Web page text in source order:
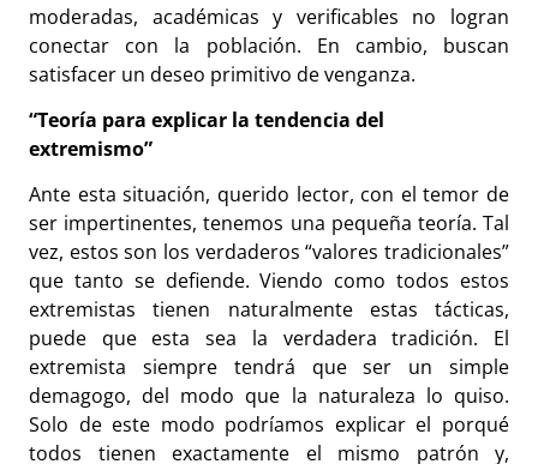
moderadas, académicas y verificables no logran
conectar con la población. En cambio, buscan
satisfacer un deseo primitivo de venganza.
“Teoría para explicar la tendencia del
extremismo”
Ante esta situación, querido lector, con el temor de
ser impertinentes, tenemos una pequeña teoría. Tal
vez, estos son los verdaderos “valores tradicionales”
que tanto se defiende. Viendo como todos estos
extremistas tienen naturalmente estas tácticas,
puede que esta sea la verdadera tradición. El
extremista siempre tendrá que ser un simple
demagogo, del modo que la naturaleza lo quiso.
Solo de este modo podríamos explicar el porqué
todos tienen exactamente el mismo patrón y,